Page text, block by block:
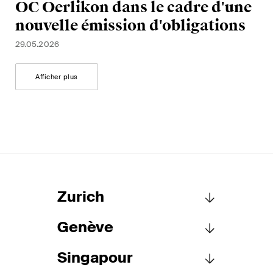
OC Oerlikon dans le cadre d'une
nouvelle émission d'obligations
29.05.2026
Afficher plus
Zurich
Schellenberg Wittmer SA
Case postale 2201
8021 Zurich
Genève
Schellenberg Wittmer SA
Singapour